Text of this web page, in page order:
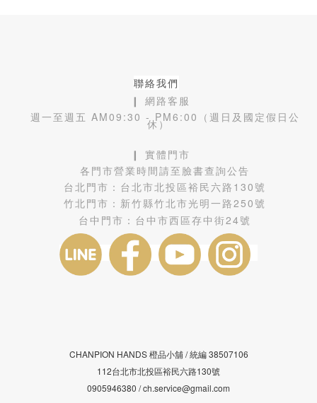
聯絡我們
❙ 網路客服
週一至週五 AM09:30 - PM6:00（週日及國定假日公
休）
❙ 實體門市
各門市營業時間請至臉書查詢公告
台北門市： 台北市北投區裕民六路130號
竹北門市： 新竹縣竹北市光明一路250號
台中門市： 台中市西區存中街24號
CHANPION HANDS 橙品小舖 /統編38507106
112台北市北投區裕民六路130號
0905946380 / ch.service@gmail.com